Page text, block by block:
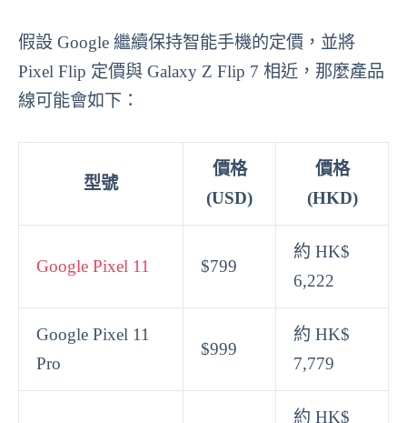
假設 Google 繼續保持智能手機的定價，並將
Pixel Flip 定價與 Galaxy Z Flip 7 相近，那麼產品
線可能會如下：
型號
價格
(USD)
價格
(HKD)
Google Pixel 11 $799
約 HK$
6,222
Google Pixel 11
Pro
$999
約 HK$
7,779
約 HK$